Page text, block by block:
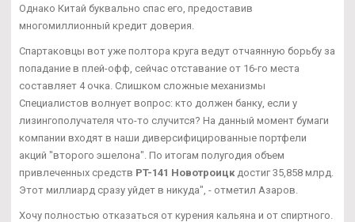
Однако Китай буквально спас его, предоставив
многомиллионный кредит доверия.
Спартаковцы вот уже полтора круга ведут отчаянную борьбу за
попадание в плей-офф, сейчас отставание от 16-го места
составляет 4 очка. Слишком сложные механизмы
Специалистов волнует вопрос: кто должен банку, если у
лизингополучателя что-то случится? На данный момент бумаги
компании входят в наши диверсифицированные портфели
акций "второго эшелона". По итогам полугодия объем
привлеченных средств PT-141 Новотроицк достиг 35,858 млрд.
Этот миллиард сразу уйдет в никуда", - отметил Азаров.
Хочу полностью отказаться от курения кальяна и от спиртного.